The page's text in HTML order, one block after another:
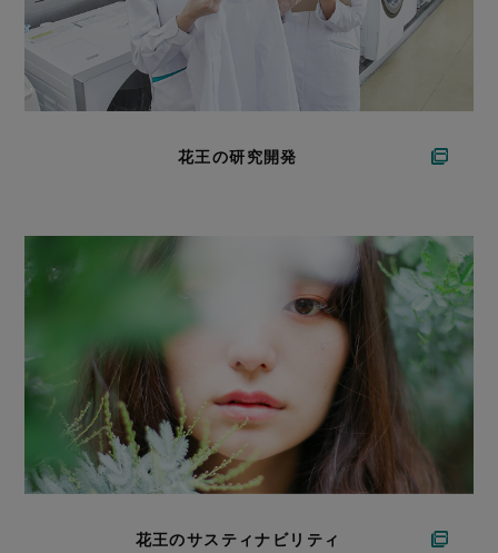
花王の研究開発
花王のサスティナビリティ